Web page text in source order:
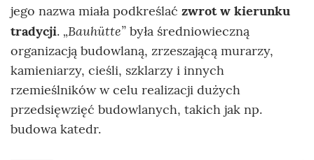
jego nazwa miała podkreślać zwrot w kierunku
tradycji. „Bauhütte” była średniowieczną
organizacją budowlaną, zrzeszającą murarzy,
kamieniarzy, cieśli, szklarzy i innych
rzemieślników w celu realizacji dużych
przedsięwzięć budowlanych, takich jak np.
budowa katedr.